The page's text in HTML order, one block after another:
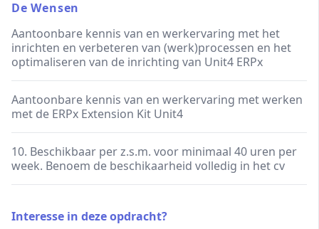
De Wensen
Aantoonbare kennis van en werkervaring met het
inrichten en verbeteren van (werk)processen en het
optimaliseren van de inrichting van Unit4 ERPx
Aantoonbare kennis van en werkervaring met werken
met de ERPx Extension Kit Unit4
10. Beschikbaar per z.s.m. voor minimaal 40 uren per
week. Benoem de beschikaarheid volledig in het cv
Interesse in deze opdracht?